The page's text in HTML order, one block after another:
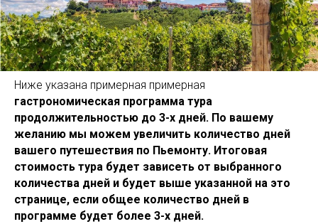
Ниже указана примерная примерная
гастрономическая программа тура
продолжительностью до 3-х дней. По вашему
желанию мы можем увеличить количество дней
вашего путешествия по Пьемонту. Итоговая
стоимость тура будет зависеть от выбранного
количества дней и будет выше указанной на это
странице, если общее количество дней в
программе будет более 3-х дней.